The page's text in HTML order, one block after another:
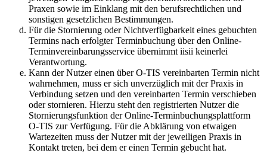
Praxen sowie im Einklang mit den berufsrechtlichen und
sonstigen gesetzlichen Bestimmungen.
Für die Stornierung oder Nichtverfügbarkeit eines gebuchten
Termins nach erfolgter Terminbuchung über den Online-
Terminvereinbarungsservice übernimmt iisii keinerlei
Verantwortung.
Kann der Nutzer einen über O-TIS vereinbarten Termin nicht
wahrnehmen, muss er sich unverzüglich mit der Praxis in
Verbindung setzen und den vereinbarten Termin verschieben
oder stornieren. Hierzu steht den registrierten Nutzer die
Stornierungsfunktion der Online-Terminbuchungsplattform
O-TIS zur Verfügung. Für die Abklärung von etwaigen
Wartezeiten muss der Nutzer mit der jeweiligen Praxis in
Kontakt treten, bei dem er einen Termin gebucht hat.